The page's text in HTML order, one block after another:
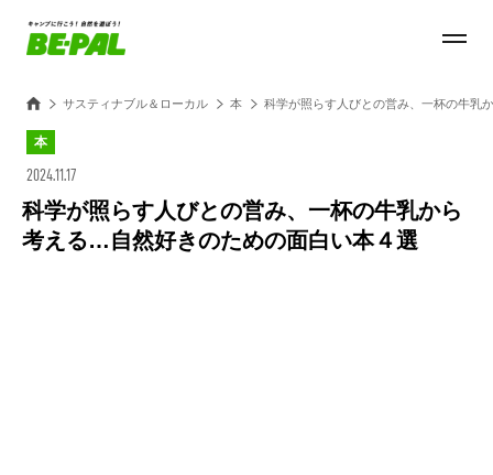
サスティナブル＆ローカル 本 科学が照らす人びとの営み、一杯の牛乳
本
2024.11.17
科学が照らす人びとの営み、一杯の牛乳から
考える…自然好きのための面白い本４選